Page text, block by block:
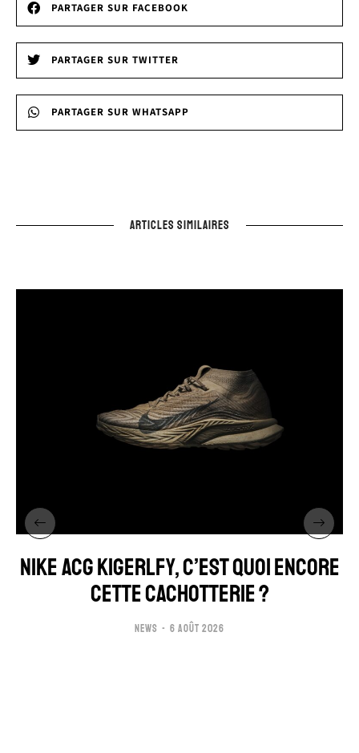
PARTAGER SUR FACEBOOK
PARTAGER SUR TWITTER
PARTAGER SUR WHATSAPP
ARTICLES SIMILAIRES
NIKE ACG KIGERLFY, C’EST QUOI ENCORE
CETTE CACHOTTERIE ?
NEWS 6 AOÛT 2026